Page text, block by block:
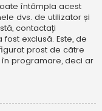
întâmpla acest
dvs. de utilizator și
contactați
exclusă. Este, de
prost de către
programare, deci ar